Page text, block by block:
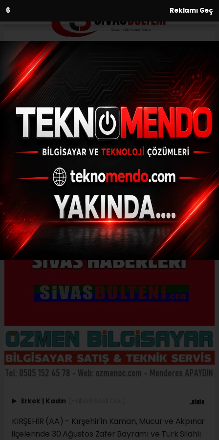
5 Reklamı Geç
Anasayfa
Büyük Zaferin 95. Yıl Dönümü
30.08.2017 - 16:03, Güncelleme: 30.08.2017 - 16:03
KIRŞEHİR (AA) - Kırşehir'in Kaman, Mucur ve
Akpınar ilçelerinde 30 Ağustos Zafer
Bayramı ve Türk Silahlı Kuvvetleri Günü
dolayısıyla törenler düzenlendi.Akpınar...
ABONE OL
Erkek | Kadın
KIRŞEHİR (AA) - Kırşehir'in Kaman, Mucur ve Akpınar
ilçelerinde 30 Ağustos Zafer Bayramı ve Türk Silahlı